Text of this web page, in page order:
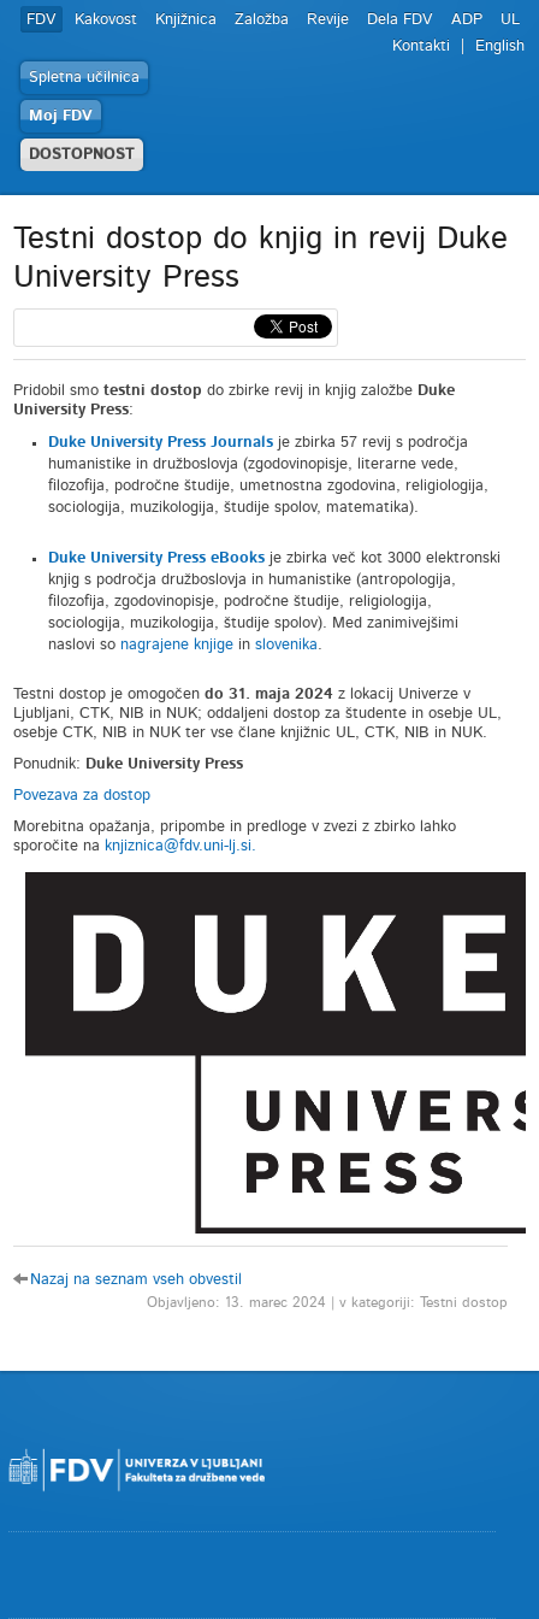
FDV Kakovost Knjižnica Založba Revije Dela FDV ADP
UL
Kontakti
English
Spletna učilnica
Moj FDV
DOSTOPNOST
Testni dostop do knjig in revij Duke
University Press
Pridobil smotestni dostop do zbirke revij in knjig založbe Duke
University Press:
Duke University Press Journals je zbirka 57 revij s področja
humanistike in družboslovja (zgodovinopisje, literarne vede,
filozofija, področne študije, umetnostna zgodovina, religiologija,
sociologija, muzikologija, študije spolov, matematika).
Duke University Press eBooks je zbirka več kot 3000 elektronski
knjig s področja družboslovja in humanistike (antropologija,
filozofija, zgodovinopisje, področne študije, religiologija,
sociologija, muzikologija, študije spolov). Med zanimivejšimi
naslovi so nagrajene knjige inslovenika.
Testni dostop je omogočendo 31. maja 2024 z lokacij Univerze v
Ljubljani, CTK, NIB in NUK; oddaljeni dostop za študente in osebje UL,
osebje CTK, NIB in NUK ter vse člane knjižnic UL, CTK, NIB in NUK.
Ponudnik:
Duke University Press
Povezava za dostop
Morebitna opažanja, pripombe in predloge v zvezi z zbirko lahko
sporočite na knjiznica@fdv.uni-lj.si.
Nazaj na seznam vseh obvestil
Objavljeno: 13. marec 2024 | v kategoriji: Testni dostop